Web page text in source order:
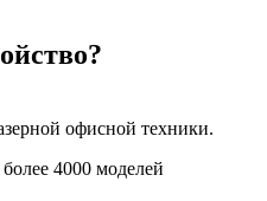
офисной техники.
4000 моделей